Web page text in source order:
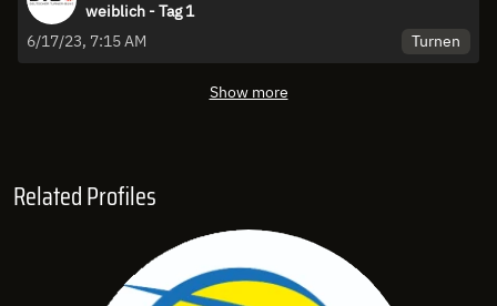
weiblich - Tag 1
6/17/23, 7:15 AM
Turnen
Show more
Related Profiles